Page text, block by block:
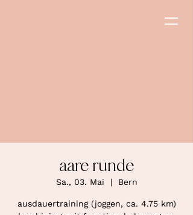
aare runde
Sa., 03. Mai
  |
Bern
ausdauertraining (joggen, ca. 4.75 km)